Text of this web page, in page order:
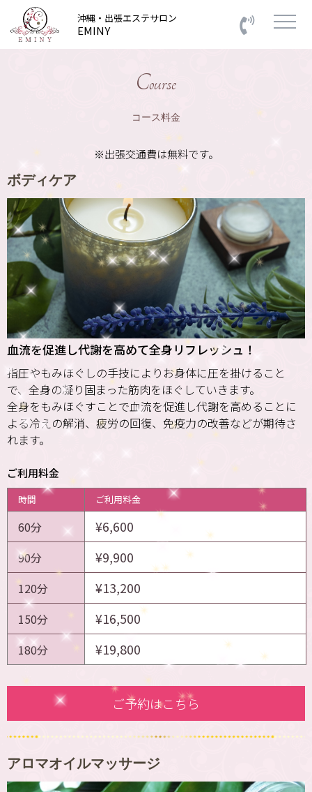
沖縄・出張エステサロン
EMINY
Course
コース料金
※出張交通費は無料です。
ボディケア
血流を促進し代謝を高めて全身リフレッシュ！
指圧やもみほぐしの手技によりお身体に圧を掛けること
で、全身の凝り固まった筋肉をほぐしていきます。
全身をもみほぐすことで血流を促進し代謝を高めることに
よる冷えの解消、疲労の回復、免疫力の改善などが期待さ
れます。
ご利用料金
時間 ご利用料金
60分 ¥6,600
90分 ¥9,900
120分 ¥13,200
150分 ¥16,500
180分 ¥19,800
ご予約はこちら
アロマオイルマッサージ